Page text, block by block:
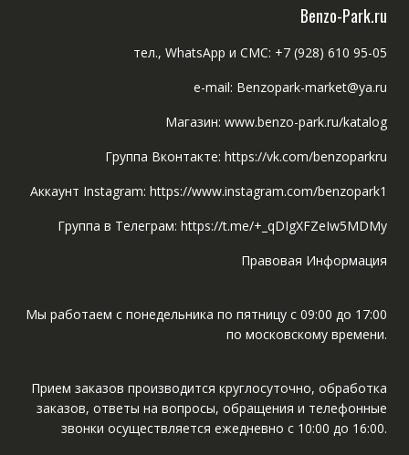
Benzo-Park.ru
тел., WhatsApp и СМС: +7 (928) 610 95-05
e-mail: Benzopark-market@ya.ru
Магазин: www.benzo-park.ru/katalog
Группа Вконтакте: https://vk.com/benzoparkru
Аккаунт Instagram: https://www.instagram.com/benzopark1
Группа в Телеграм: https://t.me/+_qDIgXFZeIw5MDMy
Правовая Информация
Мы работаем с понедельника по пятницу с 09:00 до 17:00
по московскому времени.
Прием заказов производится круглосуточно, обработка
заказов, ответы на вопросы, обращения и телефонные
звонки осуществляется ежедневно с 10:00 до 16:00.